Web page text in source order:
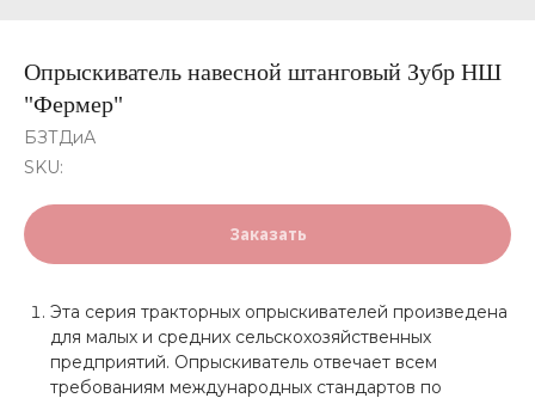
Опрыскиватель навесной штанговый Зубр НШ
"Фермер"
БЗТДиА
SKU:
Заказать
Эта серия тракторных опрыскивателей произведена
для малых и средних сельскохозяйственных
предприятий. Опрыскиватель отвечает всем
требованиям международных стандартов по